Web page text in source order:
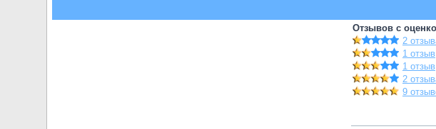
Отзывов с
2
1 отзыв
1 отзыв
2
9